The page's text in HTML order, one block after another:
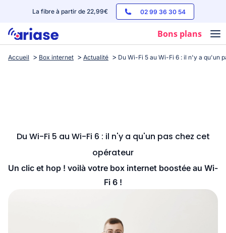
La fibre à partir de 22,99€ 02 99 36 30 54
Bons plans
Box internet
Streaming
Accueil Box internet Actualité Du Wi-Fi 5 au Wi-Fi 6 : il n'y a qu'un
Du Wi-Fi 5 au Wi-Fi 6 : il n'y a qu'un pas chez cet
opérateur
Un clic et hop ! voilà votre box internet boostée au Wi-
Fi 6 !